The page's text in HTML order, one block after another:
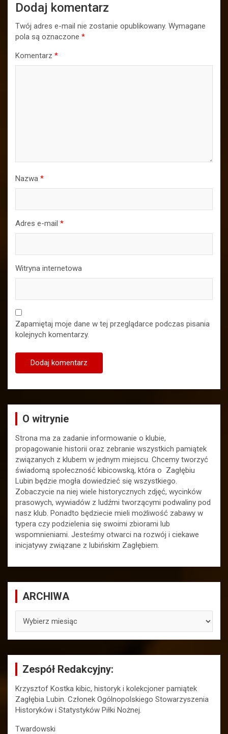
Dodaj komentarz
Twój adres e-mail nie zostanie opublikowany. Wymagane
pola są oznaczone *
Komentarz *
Nazwa *
Adres e-mail *
Witryna internetowa
Zapamiętaj moje dane w tej przeglądarce podczas pisania
kolejnych komentarzy.
O witrynie
Strona ma za zadanie informowanie o klubie,
propagowanie historii oraz zebranie wszystkich pamiątek
związanych z klubem w jednym miejscu. Chcemy tworzyć
świadomą społeczność kibicowską, która o Zagłębiu
Lubin będzie mogła dowiedzieć się wszystkiego.
Zobaczycie na niej wiele historycznych zdjęć, wycinków
prasowych, wywiadów z ludźmi tworzącymi podwaliny pod
nasz klub. Ponadto będziecie mieli możliwość zabawy w
typera czy podzielenia się swoimi zbiorami lub
wspomnieniami. Jesteśmy otwarci na rozwój i ciekawe
inicjatywy związane z lubińskim Zagłębiem.
ARCHIWA
Zespół Redakcyjny:
Krzysztof Kostka kibic, historyk i kolekcjoner pamiątek
Zagłębia Lubin. Członek Ogólnopolskiego Stowarzyszenia
Historyków i Statystyków Piłki Nożnej.
Twardowski